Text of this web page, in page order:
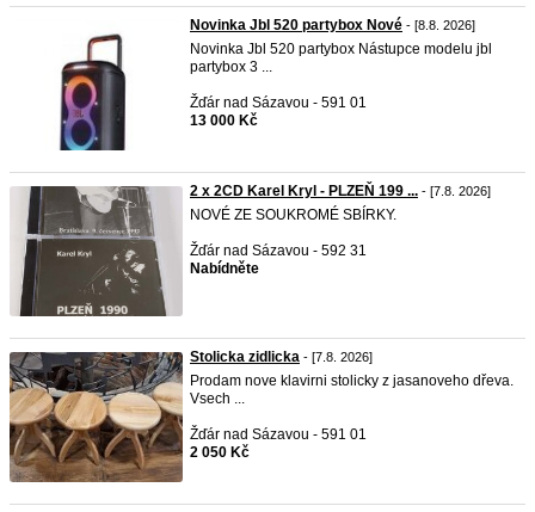
Novinka Jbl 520 partybox Nové - [8.8. 2026]
Novinka Jbl 520 partybox Nástupce modelu jbl
partybox 3 ...
Žďár nad Sázavou - 591 01
13 000 Kč
2 x 2CD Karel Kryl - PLZEŇ 199 ... - [7.8. 2026]
NOVÉ ZE SOUKROMÉ SBÍRKY.
Žďár nad Sázavou - 592 31
Nabídněte
Stolicka zidlicka - [7.8. 2026]
Prodam nove klavirni stolicky z jasanoveho dřeva.
Vsech ...
Žďár nad Sázavou - 591 01
2 050 Kč